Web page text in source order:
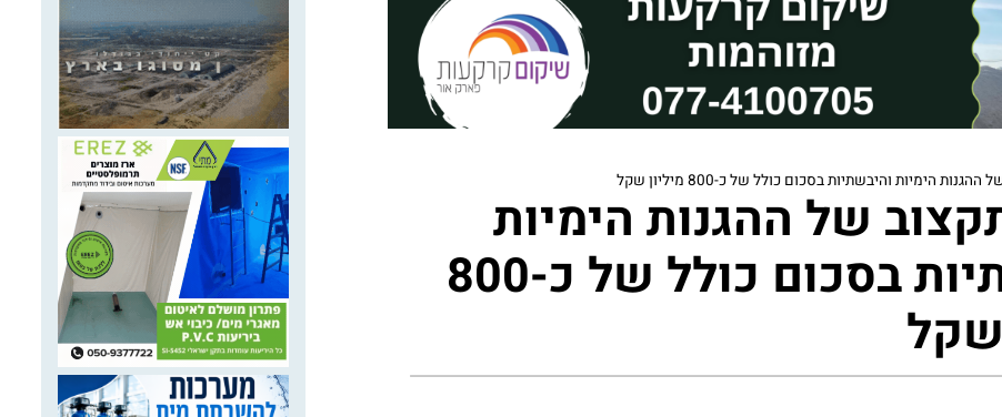
הימיות והיבשתיות בסכום כולל של כ-800 מיליון שקל
של ההגנות הימיות
והיבשתיות בסכום כולל של כ-800
שקל